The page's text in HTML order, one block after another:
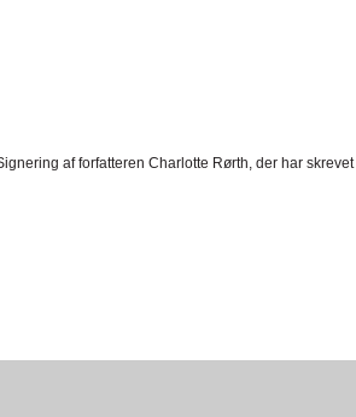
af forfatteren Charlotte Rørth, der har skrevet